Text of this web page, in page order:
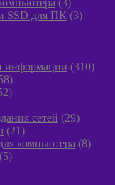
3
товара
SSD для ПК 33
информации 310310
258
товаров
52
сетей 2929
2121
товар
компьютера 88
55